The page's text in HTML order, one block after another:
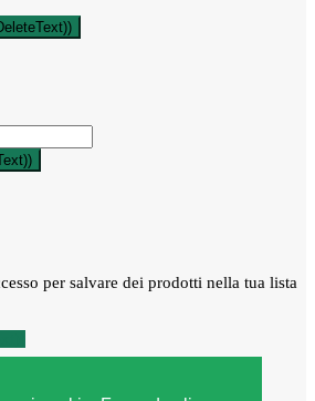
per salvare dei prodotti nella tua lista